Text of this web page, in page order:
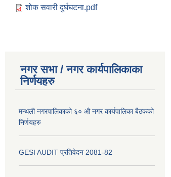
शोक सवारी दुर्घघटना.pdf
नगर सभा / नगर कार्यपालिकाका
निर्णयहरु
मन्थली नगरपालिकाको ६० औ नगर कार्यपालिका बैठकको
निर्णयहरु
GESI AUDIT प्रतिवेदन 2081-82